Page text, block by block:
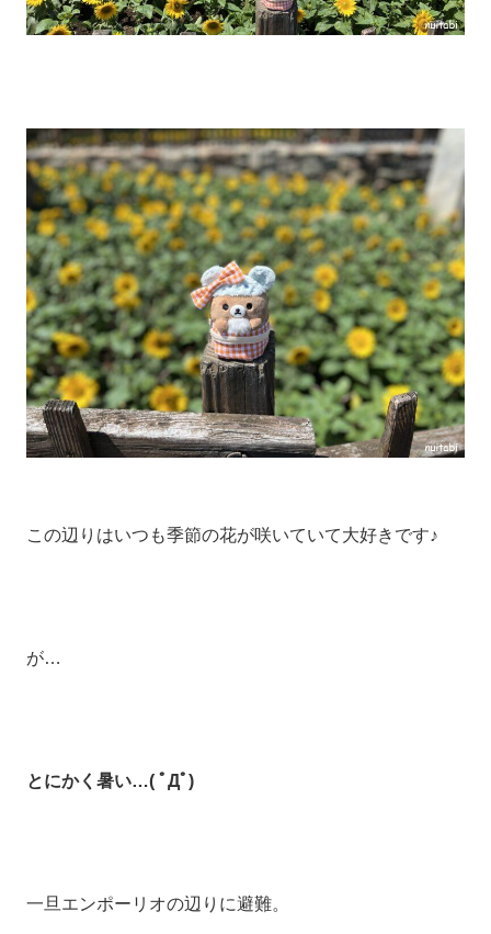
この辺りはいつも季節の花が咲いていて大好きです♪
が…
とにかく暑い…( ﾟДﾟ)
一旦エンポーリオの辺りに避難。